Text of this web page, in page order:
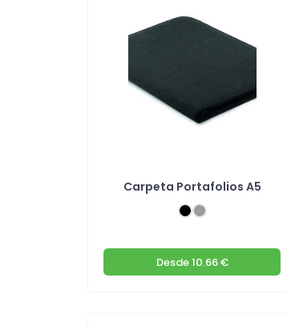
Carpeta Portafolios A5
Desde10.66 €